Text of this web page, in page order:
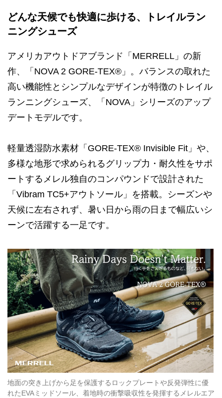
どんな天候でも快適に歩ける、トレイルラン
ニングシューズ
アメリカアウトドアブランド「MERRELL」の新
作、「NOVA 2 GORE-TEX®」。バランスの取れた
高い機能性とシンプルなデザインが特徴のトレイル
ランニングシューズ、「NOVA」シリーズのアップ
デートモデルです。
軽量透湿防水素材「GORE-TEX® Invisible Fit」や、
多様な地形で求められるグリップ力・耐久性をサポ
ートするメレル独自のコンパウンドで設計された
「Vibram TC5+アウトソール」を搭載。シーズンや
天候に左右されず、暑い日から雨の日まで幅広いシ
ーンで活躍する一足です。
地面の突き上げから足を保護するロックプレートや反発弾性に優
れたEVAミッドソール、着地時の衝撃吸収性を発揮するメレルエア